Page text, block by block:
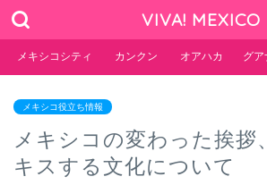
VIVA! MEXICO
メキシコシティ カンクン オアハカ グア
メキシコ役立ち情報
メキシコの変わった挨拶
キスする文化について